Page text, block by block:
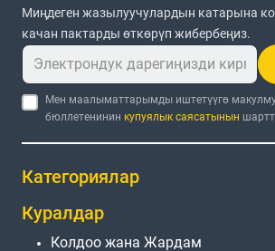
Миңдеген жазылуучулардын катарына
качан пактарды өткөрүп жибербеңиз.
Мен маалыматтарымды иштетүүгө
бюллетенинин купуялык саясатынын
Категориялар
Куралдар
Колдоо жана Жардам